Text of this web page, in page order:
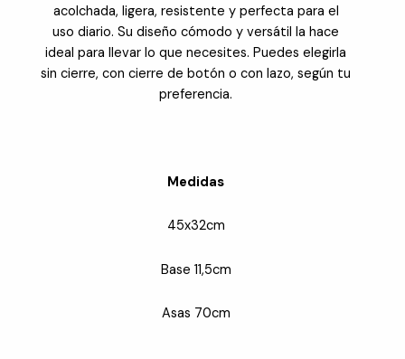
acolchada, ligera, resistente y perfecta para el
uso diario. Su diseño cómodo y versátil la hace
ideal para llevar lo que necesites. Puedes elegirla
sin cierre, con cierre de botón o con lazo, según tu
preferencia.
Medidas
45x32cm
Base 11,5cm
Asas 70cm